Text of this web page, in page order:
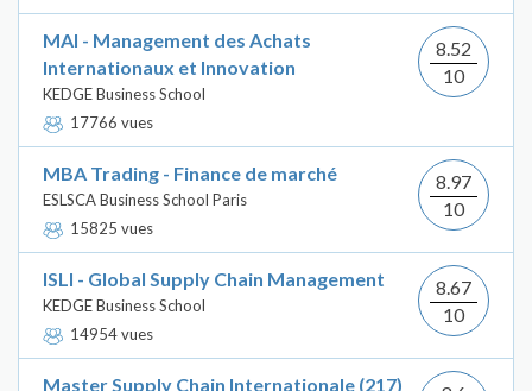
MAI - Management des Achats
Internationaux et Innovation
KEDGE Business School
17766 vues
8.52
10
MBA Trading - Finance de marché
ESLSCA Business School Paris
15825 vues
8.97
10
ISLI - Global Supply Chain Management
KEDGE Business School
14954 vues
8.67
10
Master Supply Chain Internationale (217)